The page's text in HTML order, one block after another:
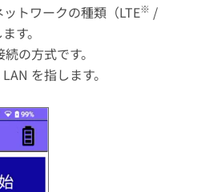
トワークの種類（LTE※ /
す。
の方式です。
を指します。